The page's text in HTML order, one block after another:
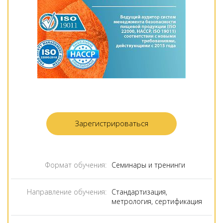
Зарегистрироваться
Формат обучения: Семинары и тренинги
Направление обучения:
Стандартизация,
метрология, сертификация